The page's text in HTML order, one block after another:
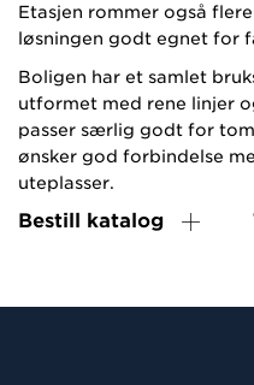
Etasjen rommer også
løsningen godt egnet for
Boligen har et samlet
utformet med rene linjer
passer særlig godt for
ønsker god forbindelse
uteplasser.
Bestill katalog